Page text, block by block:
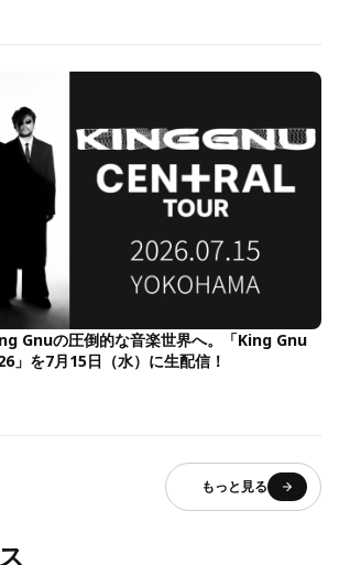
Gnuの圧倒的な音楽世界へ。「King Gnu
」を7月15日（水）に生配信！
もっと見る